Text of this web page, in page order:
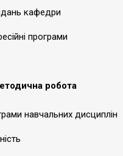
кафедри
програми
робота
навчальних дисциплін